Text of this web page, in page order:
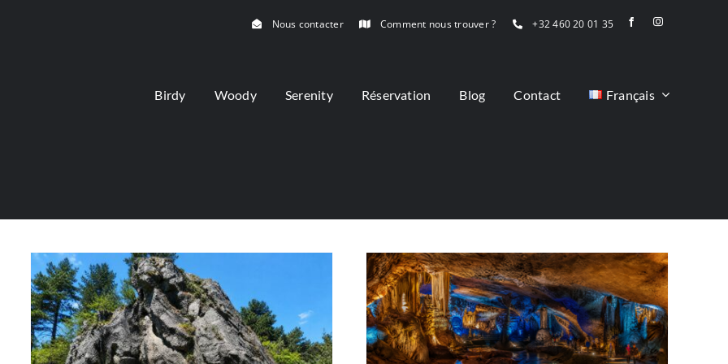
Nous contacter Comment nous trouver ? +32 460 20 01 35
Birdy Woody Serenity Réservation Blog Contact Français